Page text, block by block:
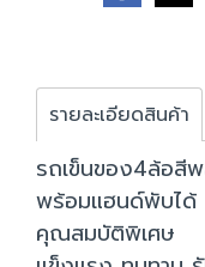
รายละเอียดสินค้า
รถเข็นของ4ล้อสี
พร้อมแฮนด์พับได้
คุณสมบัติพิเศษ